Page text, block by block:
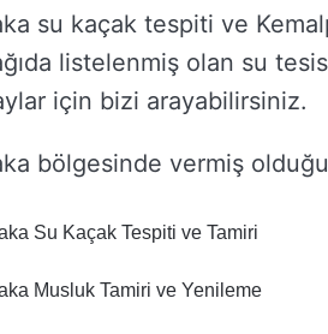
su kaçak tespiti ve
listelenmiş olan su
için bizi arayabilirsiniz.
bölgesinde vermiş
Su Kaçak Tespiti ve Tamiri
Musluk Tamiri ve Yenileme